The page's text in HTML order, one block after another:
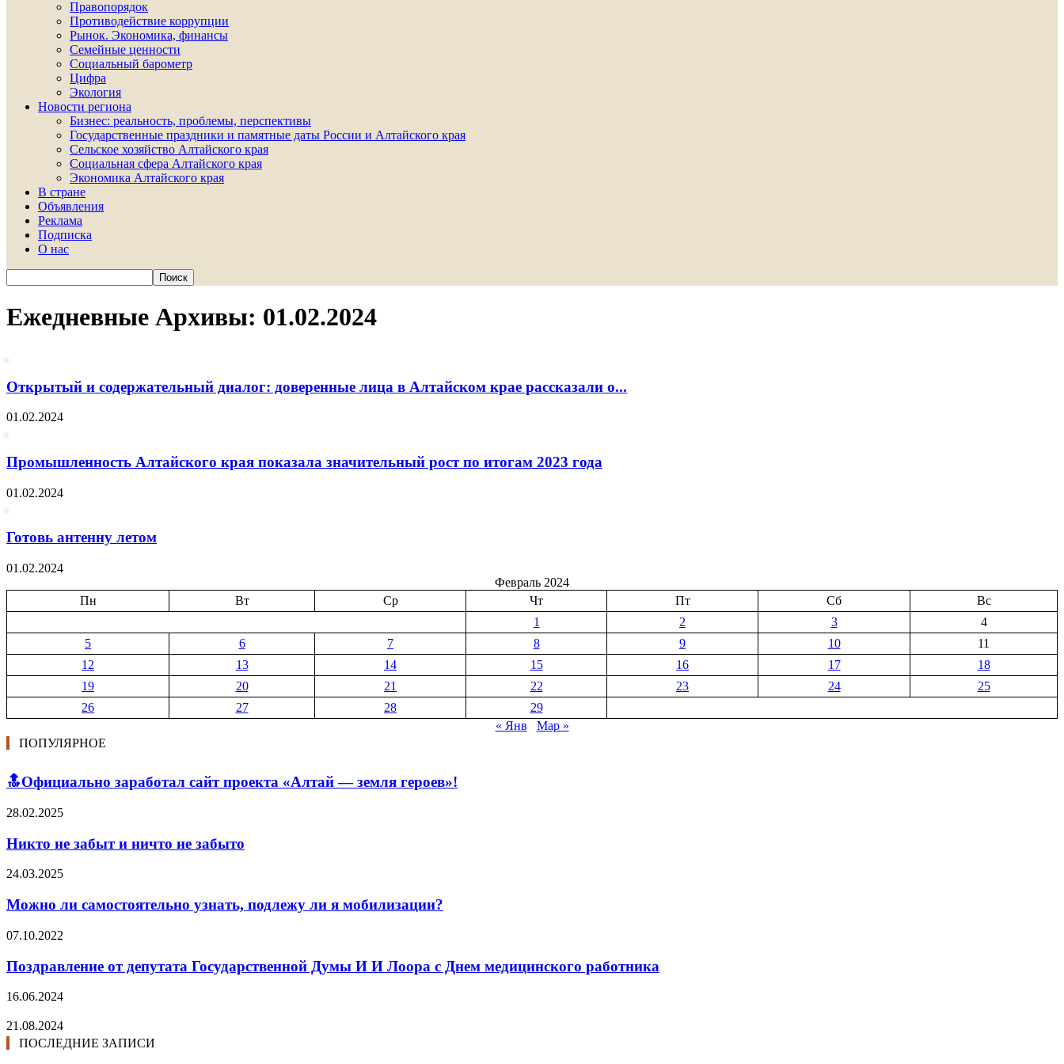
Правопорядок
Противодействие коррупции
Рынок. Экономика, финансы
Семейные ценности
Социальный барометр
Цифра
Экология
Новости региона
Бизнес: реальность, проблемы, перспективы
Государственные праздники и памятные даты России и Алтайского края
Сельское хозяйство Алтайского края
Социальная сфера Алтайского края
Экономика Алтайского края
В стране
Объявления
Реклама
Подписка
О нас
Ежедневные Архивы: 01.02.2024
Открытый и содержательный диалог: доверенные лица в Алтайском крае рассказали о...
01.02.2024
Промышленность Алтайского края показала значительный рост по итогам 2023 года
01.02.2024
Готовь антенну летом
01.02.2024
Февраль 2024
Пн
Вт Ср Чт Пт Сб
Вс
1
2 3
4
5
6 7 8 9 10
11
12
13 14 15 16 17
18
19
20 21 22 23 24
25
26
27 28
29
« Янв
Мар »
ПОПУЛЯРНОЕ
🔝Официально заработал сайт проекта «Алтай — земля героев»!
28.02.2025
Никто не забыт и ничто не забыто
24.03.2025
Можно ли самостоятельно узнать, подлежу ли я мобилизации?
07.10.2022
Поздравление от депутата Государственной Думы И И Лоора с Днем медицинского работника
16.06.2024
21.08.2024
ПОСЛЕДНИЕ ЗАПИСИ